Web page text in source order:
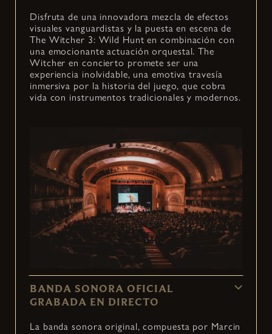
Disfruta de una innovadora mezcla de efectos
visuales vanguardistas y la puesta en escena de
The Witcher 3: Wild Hunt en combinación con
una emocionante actuación orquestal. The
Witcher en concierto promete ser una
experiencia inolvidable, una emotiva travesía
inmersiva por la historia del juego, que cobra
vida con instrumentos tradicionales y modernos.
BANDA SONORA OFICIAL
GRABADA EN DIRECTO
La banda sonora original, compuesta por Marcin